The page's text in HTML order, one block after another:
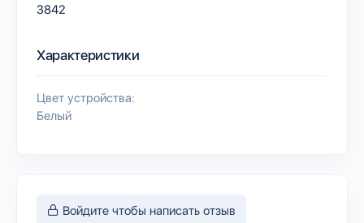
3842
Характеристики
Цвет устройства:
Белый
Войдите чтобы написать отзыв